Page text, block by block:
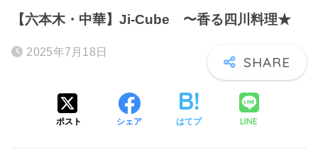
【六本木・中華】Ji-Cube 〜香る四川料理★
2025年7月18日
ポスト シェア はてブ LINE